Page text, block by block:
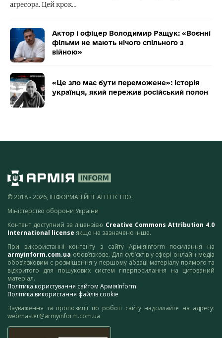
агресора. Цей крок…
Актор і офіцер Володимир Ращук: «Воєнні
фільми не мають нічого спільного з
війною»
«Це зло має бути переможене»: історія
українця, який пережив російський полон
© 2018 - 2026, ІНФОРМАЦІЙНЕ АГЕНТСТВО,
Міністерство оборони України
Контент доступний за ліцензією Creative Commons Attribution 4.0
International license якщо не зазначено інше.
При використанні контенту з сайту АрміяInform посилання на
armyinform.com.ua обов’язкове. Для суб’єктів у сфері онлайн-медіа
обов’язковим є розміщення у першому абзаці матеріалу прямого та
відкритого для пошукових систем гіперпосилання на цитований
матеріал.
Політика користування сайтом АрміяInform
Політика використання файлів cookie
Зауваження та пропозиції по роботі сайту надсилайте на адресу:
webmaster@armyinform.com.ua